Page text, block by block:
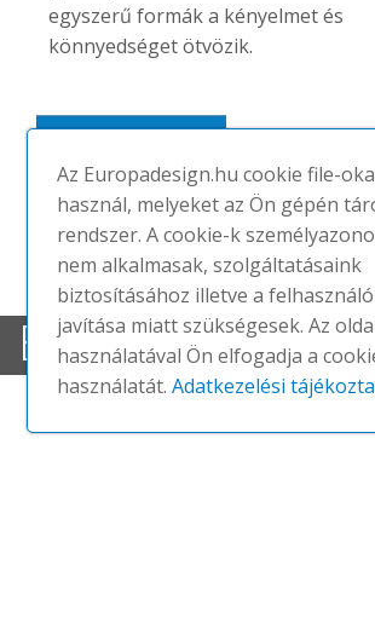
egyszerű formák a kényelmet és
könnyedséget ötvözik.
EHHEZ
Az Europadesign.hu cookie file-
használ, melyeket az Ön gépén
rendszer. A cookie-k
nem alkalmasak, szolgáltatásaink
biztosításához illetve a
javítása miatt szükségesek. Az
használatával Ön elfogadja a
használatát.Adatkezelési